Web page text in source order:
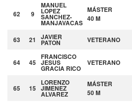
62 9
MANUEL
LOPEZ
SANCHEZ-
MANJAVACAS
MÁSTER
40 M
63 21 JAVIER
PATON VETERANO
64 45
FRANCISCO
JESUS
GRACIA RICO
VETERANO
65 15
LORENZO
JIMENEZ
ALVAREZ
MÁSTER
50 M